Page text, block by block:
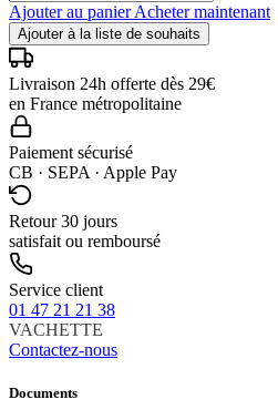
Ajouter au panierAcheter maintenant
Ajouter à la liste de souhaits
Livraison 24h offerte dès 29€
en France métropolitaine
Paiement sécurisé
CB · SEPA · Apple Pay
Retour 30 jours
satisfait ou remboursé
Service client
01 47 21 21 38
VACHETTE
Contactez-nous
Documents